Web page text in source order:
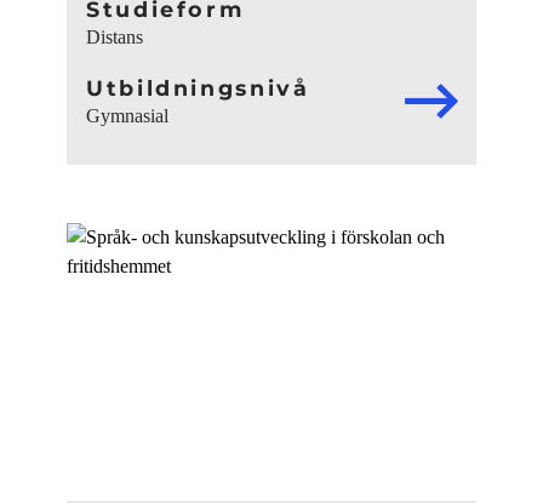
Studieform
Distans
Utbildningsnivå
Gymnasial